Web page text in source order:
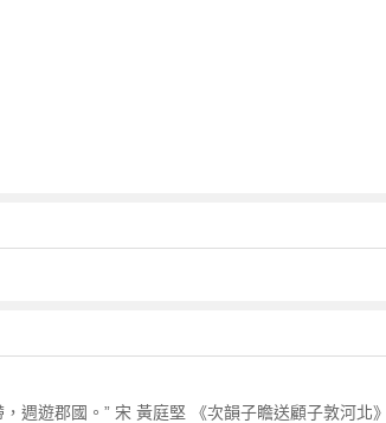
週遊郡國。” 宋 黃庭堅 《次韻子瞻送顧子敦河北